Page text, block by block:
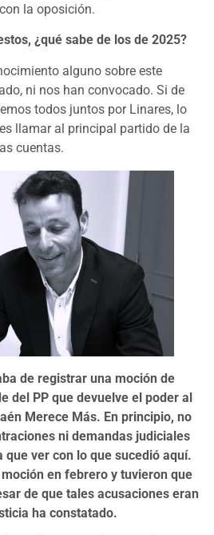
la oposición.
¿qué sabe de los de 2025?
alguno sobre este
ni nos han convocado. Si de
todos juntos por Linares, lo
llamar al principal partido de la
cuentas.
de registrar una moción de
del PP que devuelve el poder al
Merece Más. En principio, no
ni demandas judiciales
ver con lo que sucedió aquí.
en febrero y tuvieron que
de que tales acusaciones eran
ha constatado.